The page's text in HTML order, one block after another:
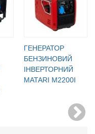
ГЕНЕРАТОР
БЕНЗИНОВИЙ
IНВЕРТОРНИЙ
MATARI M2200I